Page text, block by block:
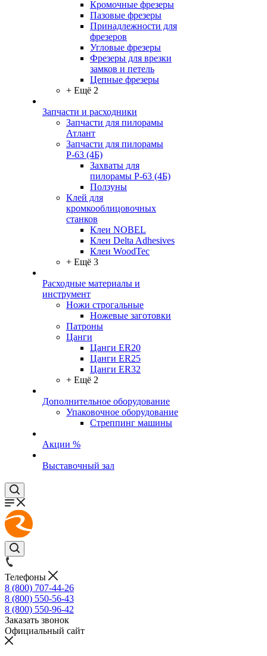
Кромочные фрезеры
Пазовые фрезеры
Принадлежности для
фрезеров
Угловые фрезеры
Фрезеры для врезки
замков и петель
Цепные фрезеры
+ Ещё 2
Запчасти и расходники
Запчасти для пилорамы
Атлант
Запчасти для пилорамы
Р-63 (4Б)
Захваты для
пилорамы Р-63 (4Б)
Ползуны
Клей для
кромкооблицовочных
станков
Клеи NOBEL
Клеи Delta Adhesives
Клеи WoodTec
+ Ещё 3
Расходные материалы и
инструмент
Ножи строгальные
Ножевые заготовки
Патроны
Цанги
Цанги ER20
Цанги ER25
Цанги ER32
+ Ещё 2
Дополнительное оборудование
Упаковочное оборудование
Стреппинг машины
Акции %
Выставочный зал
Телефоны
8 (800) 707-44-26
8 (800) 550-56-43
8 (800) 550-96-42
Заказать звонок
Официальный сайт